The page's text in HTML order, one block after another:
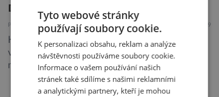
Další rána pro mizejícího sýčka
PŘÍRODA 7.8.2019
Kriticky ohrožený sýček obecný letos
významně posílil populaci díky velkému
množství hrabošů. Teď pro něj malý hlodavec
může být hrozbou. Zemědělci dostali povolení
trávit hraboše plošně rozhozeným jedem. Od 5.
Tyto webové stránky
používají soubory cookie.
K personalizaci obsahu, reklam a analýze
návštěvnosti používáme soubory cookie.
Informace o vašem používání našich
stránek také sdílíme s našimi reklamními
a analytickými partnery, kteří je mohou